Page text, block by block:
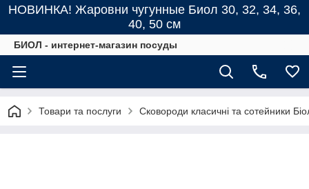
НОВИНКА! Жаровни чугунные Биол 30, 32, 34, 36,
40, 50 см
БИОЛ - интернет-магазин посуды
Товари та послуги Сковороди класичні та сотейники